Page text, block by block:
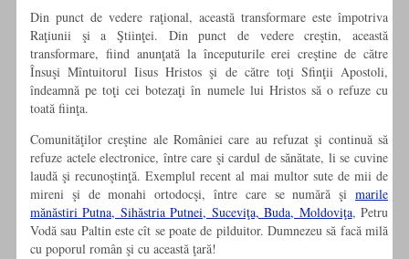
Din punct de vedere raţional, această transformare este împotriva
Raţiunii şi a Ştiinţei. Din punct de vedere creştin, această
transformare, fiind anunţată la începuturile erei creştine de către
Însuşi Mîntuitorul Iisus Hristos şi de către toţi Sfinţii Apostoli,
îndeamnă pe toţi cei botezaţi în numele lui Hristos să o refuze cu
toată fiinţa.
Comunităţilor creştine ale României care au refuzat şi continuă să
refuze actele electronice, între care şi cardul de sănătate, li se cuvine
laudă şi recunoştinţă. Exemplul recent al mai multor sute de mii de
mireni şi de monahi ortodocşi, între care se numără şi marile
mănăstiri Putna, Sihăstria Putnei, Suceviţa, Buda, Moldoviţa, Petru
Vodă sau Paltin este cît se poate de pilduitor. Dumnezeu să facă milă
cu poporul român şi cu această ţară!